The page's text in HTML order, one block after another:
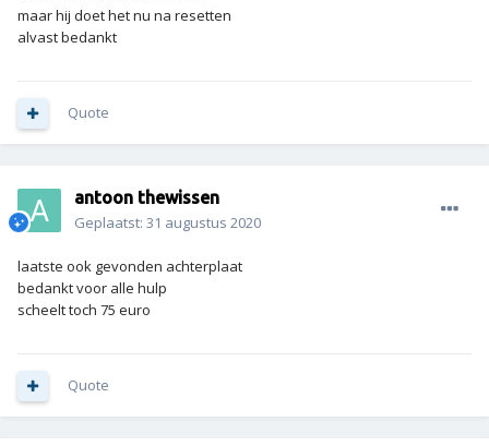
maar hij doet het nu na resetten
alvast bedankt
Quote
antoon thewissen
Geplaatst: 31 augustus 2020
laatste ook gevonden achterplaat
bedankt voor alle hulp
scheelt toch 75 euro
Quote